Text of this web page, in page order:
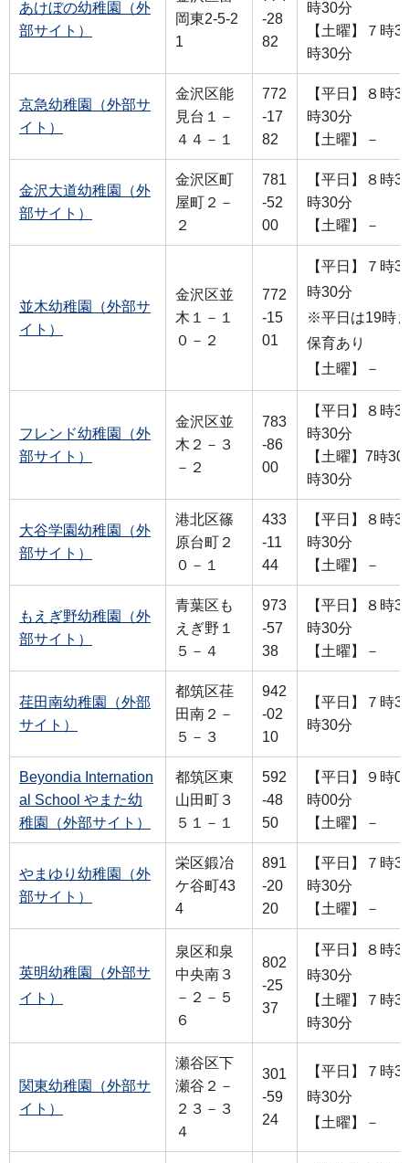
あけぼの幼稚園（外
部サイト）
岡東2-5-2
1
-28
82
時30分
【土曜】７時
時30分
京急幼稚園（外部サ
イト）
金沢区能
見台１－
４４－１
772
-17
82
【平日】８時
時30分
【土曜】－
金沢大道幼稚園（外
部サイト）
金沢区町
屋町２－
２
781
-52
00
【平日】８時
時30分
【土曜】－
並木幼稚園（外部サ
イト）
金沢区並
木１－１
０－２
772
-15
01
【平日】７時
時30分
※平日は19時
保育あり
【土曜】－
フレンド幼稚園（外
部サイト）
金沢区並
木２－３
－２
783
-86
00
【平日】８時
時30分
【土曜】7時
時30分
大谷学園幼稚園（外
部サイト）
港北区篠
原台町２
０－１
433
-11
44
【平日】８時
時30分
【土曜】－
もえぎ野幼稚園（外
部サイト）
青葉区も
えぎ野１
５－４
973
-57
38
【平日】８時
時30分
【土曜】－
荏田南幼稚園（外部
サイト）
都筑区荏
田南２－
５－３
942
-02
10
【平日】７時
時30分
Beyondia Internation
al School やまた幼
稚園（外部サイト）
都筑区東
山田町３
５１－１
592
-48
50
【平日】９時
時00分
【土曜】－
やまゆり幼稚園（外
部サイト）
栄区鍛冶
ケ谷町43
4
891
-20
20
【平日】７時
時30分
【土曜】－
英明幼稚園（外部サ
イト）
泉区和泉
中央南３
－２－５
６
802
-25
37
【平日】８時
時30分
【土曜】７時
時30分
関東幼稚園（外部サ
イト）
瀬谷区下
瀬谷２－
２３－３
４
301
-59
24
【平日】７時
時30分
【土曜】－